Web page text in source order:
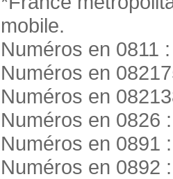
mobile.
Numéros en 0811
Numéros en
Numéros en
Numéros en 0826
Numéros en 0891
Numéros en 0892